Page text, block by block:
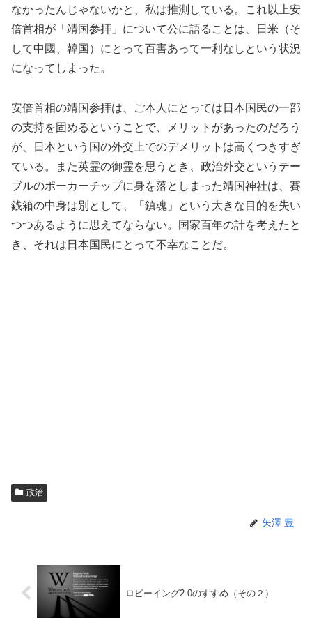
なかったんじゃないかと、私は推測している。これ以上安
倍首相が「靖国参拝」について公に語ることは、日米（そ
して中國、韓国）にとって百害あって一利なしという状況
になってしまった。
安倍首相の靖国参拝は、ご本人にとっては日本国民の一部
の支持を固めるということで、メリットがあったのだろう
が、日本という国の外交上でのデメリットは高くつきすぎ
ている。また英霊の御霊を思うとき、政治外交というテー
ブルのポーカーチップに身を落としまった靖国神社は、賽
銭箱の中身は別として、「鎮魂」という大きな目的を失い
つつあるように思えてならない。国家百年の計を考えたと
き、それは日本国民にとって不幸なことだ。
政治
矢澤 豊
ロビーイング2.0のすすめ（その２）